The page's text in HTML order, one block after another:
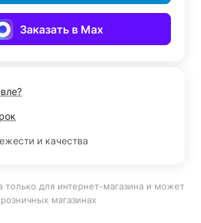
Заказать в Max
и качества
только для интернет-магазина и может
магазинах